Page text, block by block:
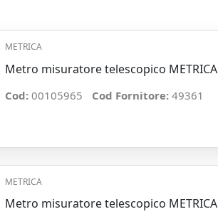
METRICA
Metro misuratore telescopico
Cod: 00105965 Cod Fornitore: 49361
METRICA
Metro misuratore telescopico